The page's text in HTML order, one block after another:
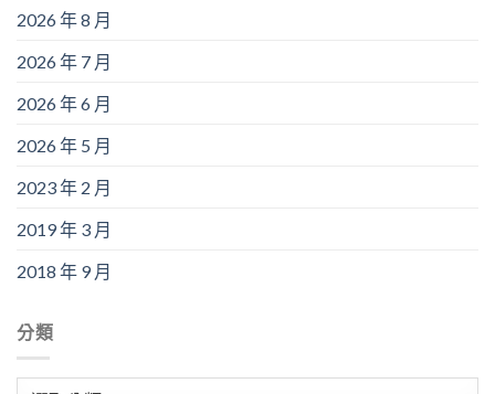
2026 年 8 月
2026 年 7 月
2026 年 6 月
2026 年 5 月
2023 年 2 月
2019 年 3 月
2018 年 9 月
分類